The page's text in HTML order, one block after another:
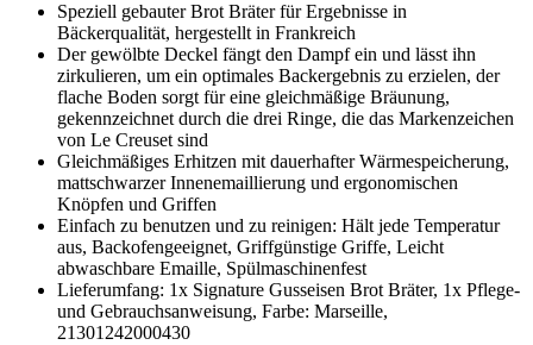
Speziell gebauter Brot Bräter für Ergebnisse in
Bäckerqualität, hergestellt in Frankreich
Der gewölbte Deckel fängt den Dampf ein und lässt ihn
zirkulieren, um ein optimales Backergebnis zu erzielen, der
flache Boden sorgt für eine gleichmäßige Bräunung,
gekennzeichnet durch die drei Ringe, die das Markenzeichen
von Le Creuset sind
Gleichmäßiges Erhitzen mit dauerhafter Wärmespeicherung,
mattschwarzer Innenemaillierung und ergonomischen
Knöpfen und Griffen
Einfach zu benutzen und zu reinigen: Hält jede Temperatur
aus, Backofengeeignet, Griffgünstige Griffe, Leicht
abwaschbare Emaille, Spülmaschinenfest
Lieferumfang: 1x Signature Gusseisen Brot Bräter, 1x Pflege-
und Gebrauchsanweisung, Farbe: Marseille,
21301242000430